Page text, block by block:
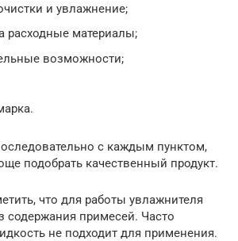
и увлажнение;
расходные материалы;
возможности;
с каждым пунктом,
подобрать качественный продукт.
что для работы увлажнителя
содержания примесей. Часто
не подходит для применения.